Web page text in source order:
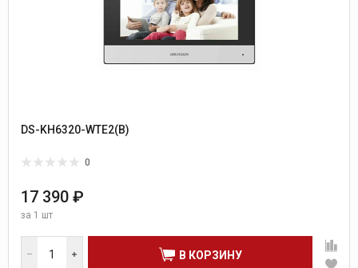
DS-KH6320-WTE2(B)
0
17 390 ₽
за 1 шт
В КОРЗИНУ